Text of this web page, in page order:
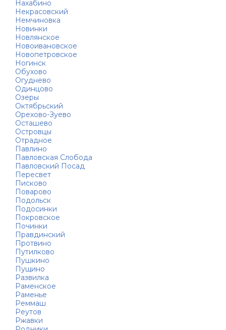
Нахабино
Некрасовский
Немчиновка
Новинки
Новлянское
Новоивановское
Новопетровское
Ногинск
Обухово
Огуднево
Одинцово
Озеры
Октябрьский
Орехово-Зуево
Осташево
Островцы
Отрадное
Павлино
Павловская Слобода
Павловский Посад
Пересвет
Писково
Поварово
Подольск
Подосинки
Покровское
Починки
Правдинский
Протвино
Путилково
Пушкино
Пущино
Развилка
Раменское
Раменье
Реммаш
Реутов
Ржавки